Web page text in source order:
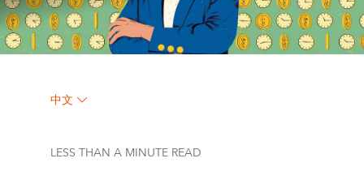
中文
LESS THAN A MINUTE READ